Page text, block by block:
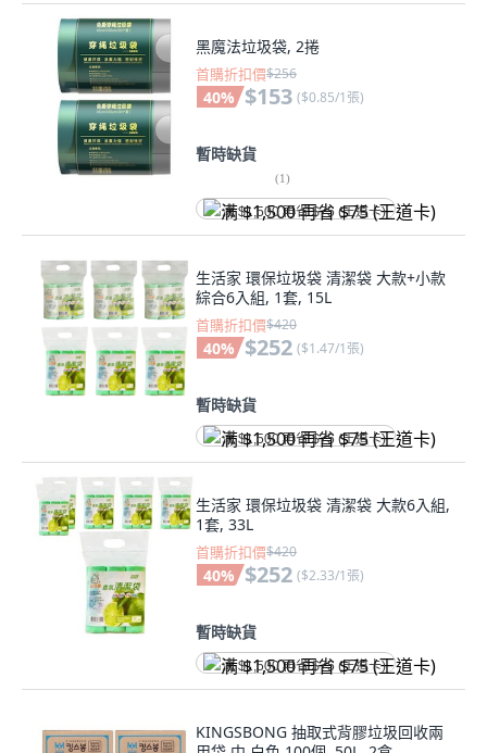
黑魔法垃圾袋, 2捲
首購折扣價$256
40% $153 ($0.85/1張)
暫時缺貨
(1)
满 $1,500 再省 $75 (王道卡)
生活家 環保垃圾袋 清潔袋 大款+小款
綜合6入組, 1套, 15L
首購折扣價$420
40% $252 ($1.47/1張)
暫時缺貨
满 $1,500 再省 $75 (王道卡)
生活家 環保垃圾袋 清潔袋 大款6入組,
1套, 33L
首購折扣價$420
40% $252 ($2.33/1張)
暫時缺貨
满 $1,500 再省 $75 (王道卡)
KINGSBONG 抽取式背膠垃圾回收兩